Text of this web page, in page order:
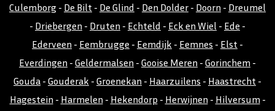
Culemborg - De Bilt - De Glind - Den Dolder - Doorn - Dreumel
- Driebergen - Druten - Echteld - Eck en Wiel - Ede -
Ederveen - Eembrugge - Eemdijk - Eemnes - Elst -
Everdingen - Geldermalsen - Gooise Meren - Gorinchem -
Gouda - Gouderak - Groenekan - Haarzuilens - Haastrecht -
Hagestein - Harmelen - Hekendorp - Herwijnen - Hilversum -